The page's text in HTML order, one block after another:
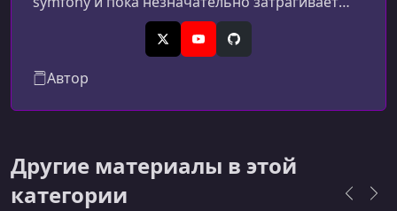
X (Twitter)YouTubeGitHub
Автор
Другие материалы в этой
категории